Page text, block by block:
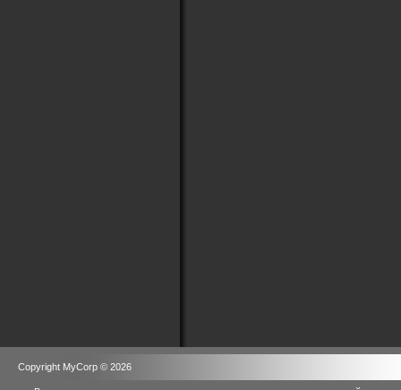
Copyright MyCorp © 2026